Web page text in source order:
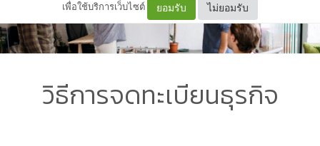
เพื่อใช้บริการเว็บไซต์ ยอมรับ ไม่ยอมรับ
วิธีการจดทะเบียนธุรกิจ